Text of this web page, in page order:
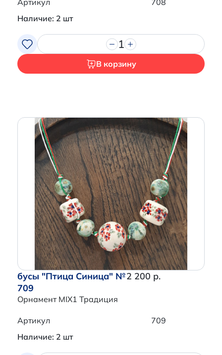
Артикул
708
Наличие: 2 шт
1
В корзину
бусы "Птица Синица" №
709
Орнамент MIX1 Традиция
2 200 р.
Артикул
709
Наличие: 2 шт